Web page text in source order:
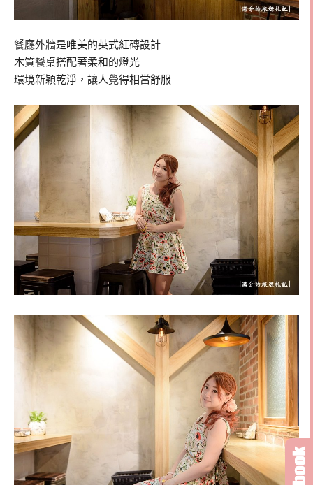
餐廳外牆是唯美的英式紅磚設計
木質餐桌搭配著柔和的燈光
環境新穎乾淨，讓人覺得相當舒服